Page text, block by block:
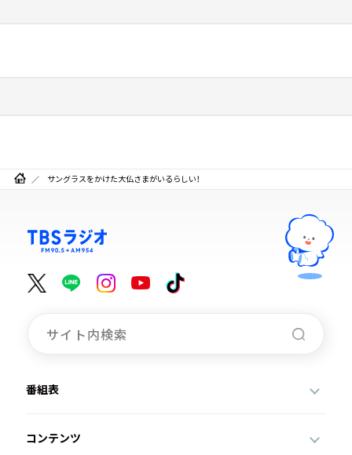
サングラスをかけた大仏さまがいるらしい！
番組表
コンテンツ